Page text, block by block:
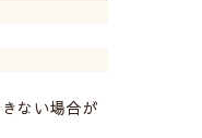
ない場合が